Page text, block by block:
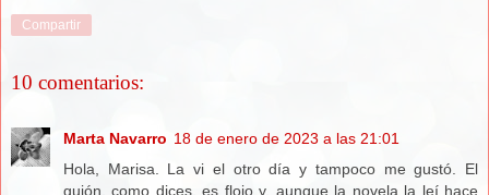
Compartir
10 comentarios:
Marta Navarro 18 de enero de 2023 a las 21:01
Hola, Marisa. La vi el otro día y tampoco me gustó. El
guión, como dices, es flojo y, aunque la novela la leí hace